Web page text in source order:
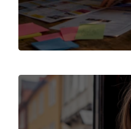
för
och